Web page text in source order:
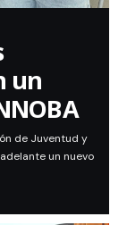
un
de Juventud y
un nuevo